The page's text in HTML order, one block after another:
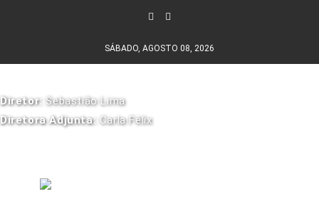
SÁBADO, AGOSTO 08, 2026
Diretor: Sebastião Lima
Diretora Adjunta: Carla Félix